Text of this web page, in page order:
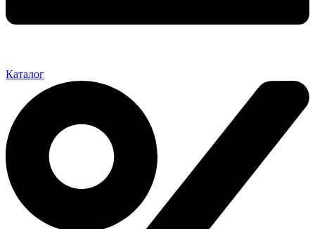
Каталог